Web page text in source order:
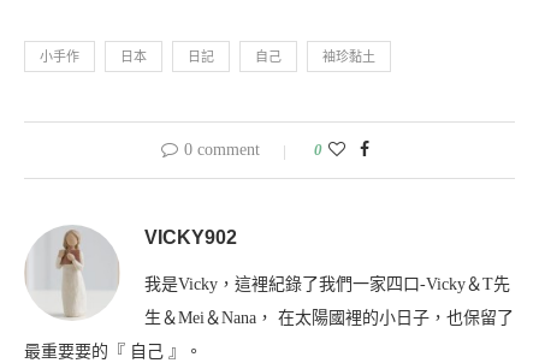
小手作 日本 日記 自己 袖珍黏土
0 comment 0
VICKY902
我是Vicky，這裡紀錄了我們一家四口-Vicky＆T先
生＆Mei＆Nana， 在太陽國裡的小日子，也保留了
最重要要的『 自己 』。